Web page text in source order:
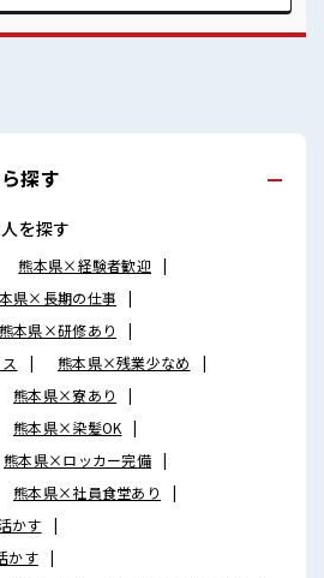
探す
を探す
熊本県×経験者歓迎
県×長期の仕事
熊本県×研修あり
熊本県×残業少なめ
熊本県×寮あり
熊本県×染髪OK
熊本県×ロッカー完備
熊本県×社員食堂あり
かす
かす